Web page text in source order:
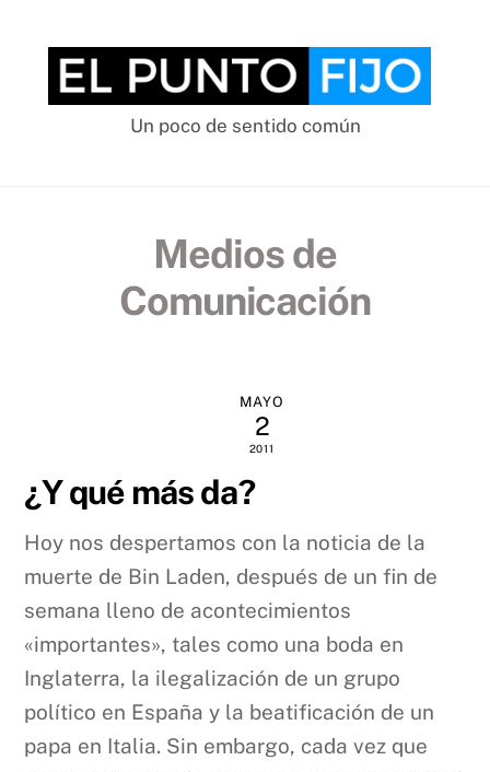
content
Un poco de sentido común
Medios de
Comunicación
MAYO
2
2011
¿Y qué más da?
Hoy nos despertamos con la noticia de la
muerte de Bin Laden, después de un fin de
semana lleno de acontecimientos
«importantes», tales como una boda en
Inglaterra, la ilegalización de un grupo
político en España y la beatificación de un
papa en Italia. Sin embargo, cada vez que